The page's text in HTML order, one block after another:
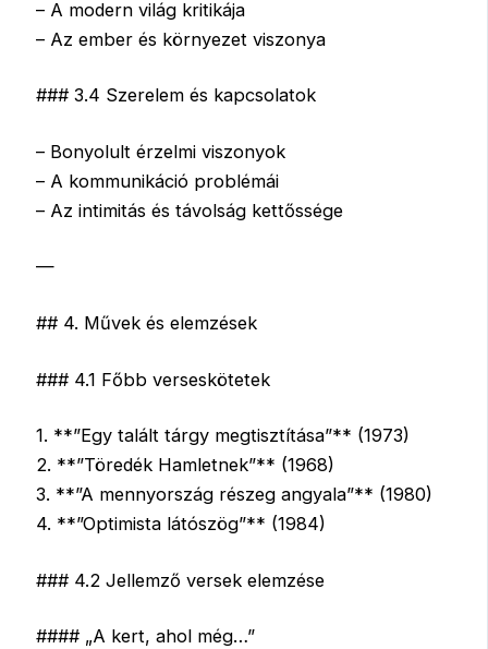
– A modern világ kritikája
– Az ember és környezet viszonya
### 3.4 Szerelem és kapcsolatok
– Bonyolult érzelmi viszonyok
– A kommunikáció problémái
– Az intimitás és távolság kettőssége
—
## 4. Művek és elemzések
### 4.1 Főbb verseskötetek
1. **”Egy talált tárgy megtisztítása”** (1973)
2. **”Töredék Hamletnek”** (1968)
3. **”A mennyország részeg angyala”** (1980)
4. **”Optimista látószög”** (1984)
### 4.2 Jellemző versek elemzése
#### „A kert, ahol még…”